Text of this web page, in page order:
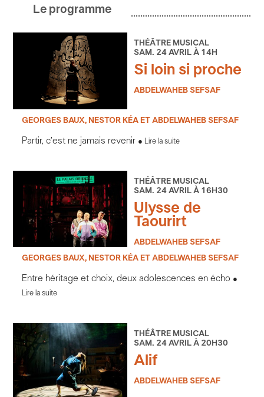
Le programme
THÉÂTRE MUSICAL
SAM. 24 AVRIL À 14H
Si loin si proche
ABDELWAHEB SEFSAF
GEORGES BAUX, NESTOR KÉA ET ABDELWAHEB SEFSAF
Partir, c’est ne jamais revenir Lire la suite
THÉÂTRE MUSICAL
SAM. 24 AVRIL À 16H30
Ulysse de
Taourirt
ABDELWAHEB SEFSAF
GEORGES BAUX, NESTOR KÉA ET ABDELWAHEB SEFSAF
Entre héritage et choix, deux adolescences en écho
Lire la suite
THÉÂTRE MUSICAL
SAM. 24 AVRIL À 20H30
Alif
ABDELWAHEB SEFSAF